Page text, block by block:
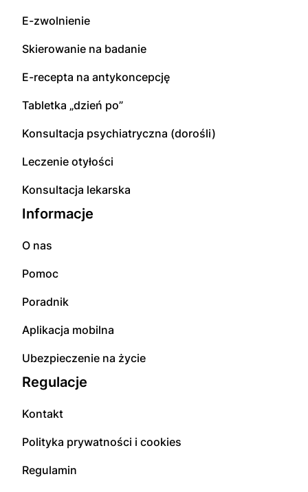
E-zwolnienie
Skierowanie na badanie
E-recepta na antykoncepcję
Tabletka „dzień po”
Konsultacja psychiatryczna (dorośli)
Leczenie otyłości
Konsultacja lekarska
Informacje
O nas
Pomoc
Poradnik
Aplikacja mobilna
Ubezpieczenie na życie
Regulacje
Kontakt
Polityka prywatności i cookies
Regulamin